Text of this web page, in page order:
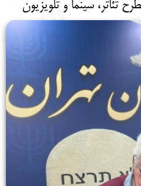
تئاتر، سینما و تلویزیون